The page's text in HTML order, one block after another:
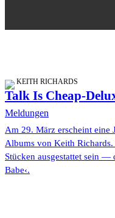
KEITH RICHARDS
Talk Is Cheap-
Meldungen
Am 29. März erscheint eine
Albums von Keith
Stücken ausgestattet sein —
Babe‹.